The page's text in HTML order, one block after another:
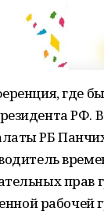
где
РФ.
РБ
прав
рабочей